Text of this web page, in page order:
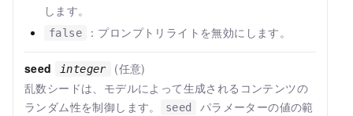
します。
false ：プロンプトリライトを無効にします。
seed integer
(任意)
乱数シードは、モデルによって生成されるコンテンツの
ランダム性を制御します。
seed
パラメーターの値の範